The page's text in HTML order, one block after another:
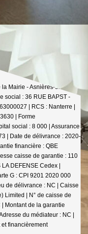
Mairie - Asnières-sur-
social : 36 RUE BAPST -
| RCS : Nanterre |
| Forme
social : 8 000 | Assurance
| Date de délivrance : 2020-
financière : QBE
caisse de garantie : 110
DEFENSE Cedex |
G : CPI 9201 2020 000
de délivrance : NC | Caisse
Limited | N° de caisse de
Montant de la garantie
du médiateur : NC |
financièrement